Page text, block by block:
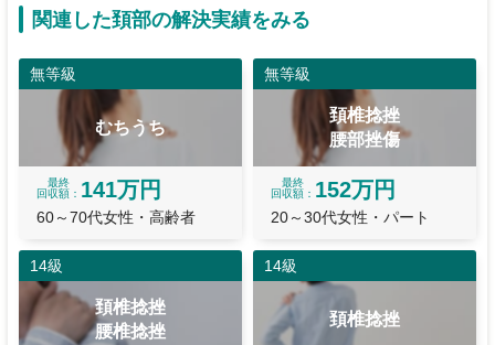
関連した頚部の解決実績をみる
無等級
むちうち
最終
回収額
141万円
60～70代女性・高齢者
無等級
頚椎捻挫
腰部挫傷
最終
回収額
152万円
20～30代女性・パート
14級
頚椎捻挫
腰椎捻挫
14級
頚椎捻挫